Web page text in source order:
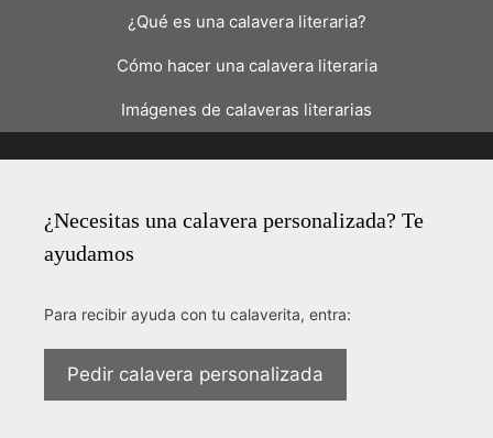
¿Qué es una calavera literaria?
Cómo hacer una calavera literaria
Imágenes de calaveras literarias
¿Necesitas una calavera personalizada? Te
ayudamos
Para recibir ayuda con tu calaverita, entra:
Pedir calavera personalizada